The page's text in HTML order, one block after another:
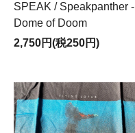
SPEAK / Speakpanther -
Dome of Doom
2,750円(税250円)